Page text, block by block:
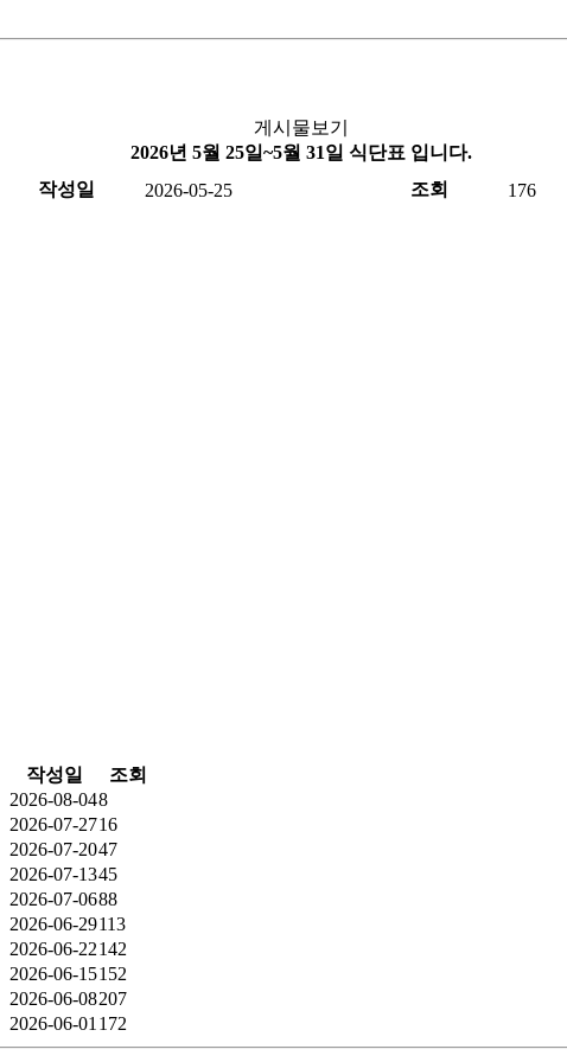
게시물보기
2026년 5월 25일~5월 31일 식단표 입니다.
작성일 2026-05-25 조회 176
작성일
조회
2026-08-048
2026-07-2716
2026-07-2047
2026-07-1345
2026-07-0688
2026-06-29113
2026-06-22142
2026-06-15152
2026-06-08207
2026-06-01 172